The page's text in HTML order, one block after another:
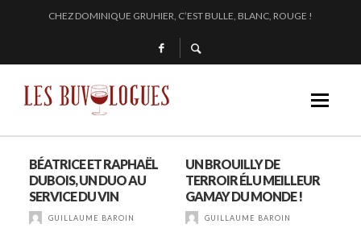
EN 2024, JULIE PITOISET DESSINE LE TRIANGLE DES MOULIN À VENT
L’INTERPROFESSION DES VINS DU BEAUJOLAIS : DU 210 AU 1761 !
SAMUEL BILLAUD FAIT BRILLER 2024
BÉATRICE ET RAPHAËL
DUBOIS, UN DUO AU
SERVICE DU VIN
GUILLAUME BAROIN
UN BROUILLY DE
TERROIR ÉLU MEILLEUR
GAMAY DU MONDE !
GUILLAUME BAROIN